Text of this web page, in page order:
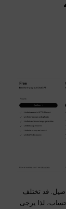
قد تختلف
لذا يرجى